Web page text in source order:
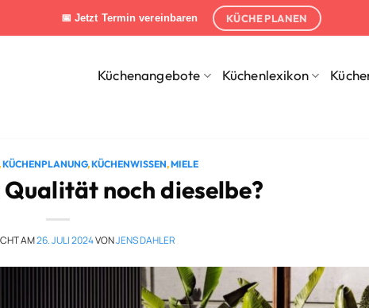
📅 Jetzt Termin vereinbaren KÜCHE PLANEN
Küchenangebote Küchenlexikon
KÜCHENPLANUNG,KÜCHENWISSEN,MIELE
noch dieselbe?
AM26. JULI 2024VONJENS DAHLER